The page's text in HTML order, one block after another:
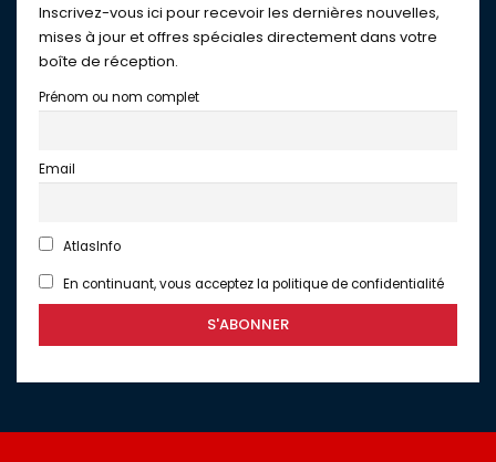
Inscrivez-vous ici pour recevoir les dernières nouvelles,
mises à jour et offres spéciales directement dans votre
boîte de réception.
Prénom ou nom complet
Email
AtlasInfo
En continuant, vous acceptez la politique de confidentialité